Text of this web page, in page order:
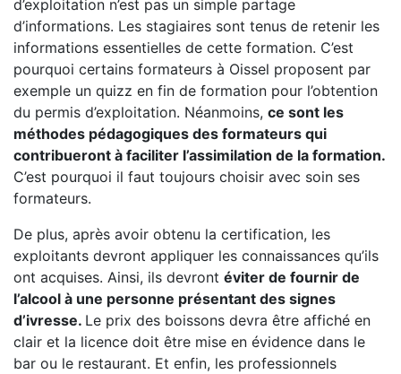
d’exploitation n’est pas un simple partage
d’informations. Les stagiaires sont tenus de retenir les
informations essentielles de cette formation. C’est
pourquoi certains formateurs à Oissel proposent par
exemple un quizz en fin de formation pour l’obtention
du permis d’exploitation. Néanmoins, ce sont les
méthodes pédagogiques des formateurs qui
contribueront à faciliter l’assimilation de la formation.
C’est pourquoi il faut toujours choisir avec soin ses
formateurs.
De plus, après avoir obtenu la certification, les
exploitants devront appliquer les connaissances qu’ils
ont acquises. Ainsi, ils devront éviter de fournir de
l’alcool à une personne présentant des signes
d’ivresse. Le prix des boissons devra être affiché en
clair et la licence doit être mise en évidence dans le
bar ou le restaurant. Et enfin, les professionnels